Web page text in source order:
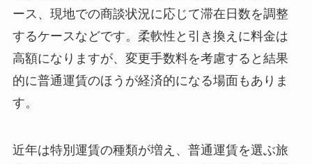
ース、現地での商談状況に応じて滞在日数を調整
するケースなどです。柔軟性と引き換えに料金は
高額になりますが、変更手数料を考慮すると結果
的に普通運賃のほうが経済的になる場面もありま
す。
近年は特別運賃の種類が増え、普通運賃を選ぶ旅